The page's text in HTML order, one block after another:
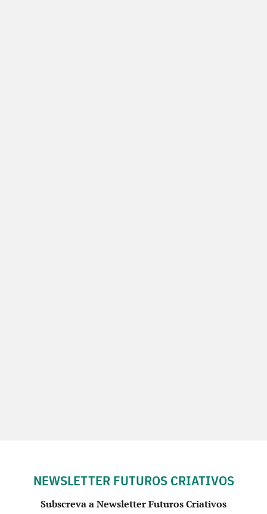
NEWSLETTER FUTUROS CRIATIVOS
Subscreva a Newsletter Futuros Criativos